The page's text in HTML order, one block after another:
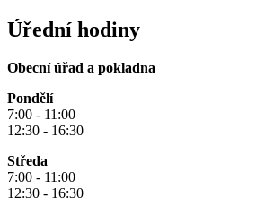
Úřední hodiny
Obecní úřad a pokladna
Pondělí
7:00 - 11:00
12:30 - 16:30
Středa
7:00 - 11:00
12:30 - 16:30